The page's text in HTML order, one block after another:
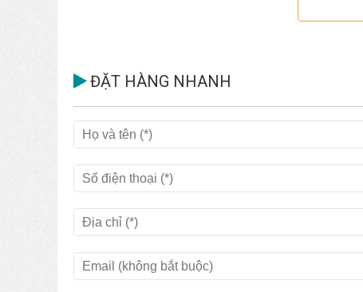
kỳ. Bố mẹ cần nuôi dưỡng tinh thần tích cực hành
dục không la mắng, các bậc phụ huynh sẽ hiểu được
rằng hạnh phúc là khi trẻ được sống đúng như là một
ĐẶT HÀNG NHANH